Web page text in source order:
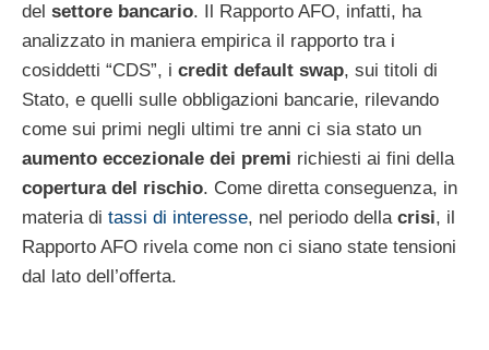
del settore bancario. Il Rapporto AFO, infatti, ha
analizzato in maniera empirica il rapporto tra i
cosiddetti “CDS”, i credit default swap, sui titoli di
Stato, e quelli sulle obbligazioni bancarie, rilevando
come sui primi negli ultimi tre anni ci sia stato un
aumento eccezionale dei premi richiesti ai fini della
copertura del rischio. Come diretta conseguenza, in
materia di tassi di interesse, nel periodo della crisi, il
Rapporto AFO rivela come non ci siano state tensioni
dal lato dell’offerta.